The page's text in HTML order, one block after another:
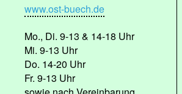
www.ost-buech.de
Mo., Di. 9-13 & 14-18 Uhr
Mi. 9-13 Uhr
Do. 14-20 Uhr
Fr. 9-13 Uhr